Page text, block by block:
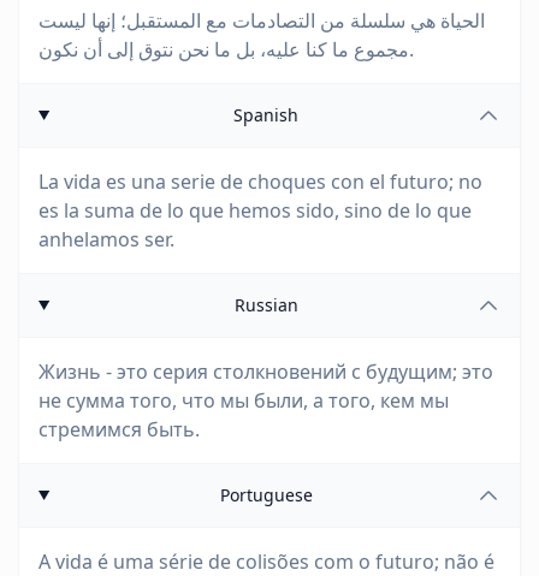
الحياة هي سلسلة من التصادمات مع المستقبل؛ إنها ليست
مجموع ما كنا عليه، بل ما نحن نتوق إلى أن نكون.
Spanish
La vida es una serie de choques con el futuro; no
es la suma de lo que hemos sido, sino de lo que
anhelamos ser.
Russian
Жизнь - это серия столкновений с будущим; это
не сумма того, что мы были, а того, кем мы
стремимся быть.
Portuguese
A vida é uma série de colisões com o futuro; não é